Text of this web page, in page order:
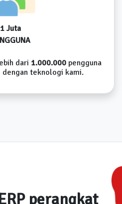
1 Juta
dari 1.000.000 pengguna
teknologi kami.
perangkat